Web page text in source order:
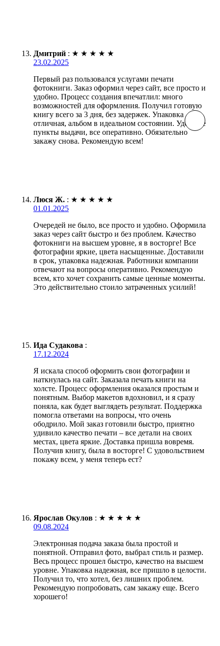
Дмитрий : ★ ★ ★ ★ ★
23.02.2025
Первый раз пользовался услугами печати
фотокниги. Заказ оформил через сайт, все просто и
удобно. Процесс создания впечатлил: много
возможностей для оформления. Получил готовую
книгу всего за 3 дня, без задержек. Упаковка
отличная, альбом в идеальном состоянии. Удобные
пункты выдачи, все оперативно. Обязательно
закажу снова. Рекомендую всем!
Люся Ж. : ★ ★ ★ ★ ★
01.01.2025
Очередей не было, все просто и удобно. Оформила
заказ через сайт быстро и без проблем. Качество
фотокниги на высшем уровне, я в восторге! Все
фотографии яркие, цвета насыщенные. Доставили
в срок, упаковка надежная. Работники компании
отвечают на вопросы оперативно. Рекомендую
всем, кто хочет сохранить самые ценные моменты.
Это действительно стоило затраченных усилий!
Ида Судакова :
17.12.2024
Я искала способ оформить свои фотографии и
наткнулась на сайт. Заказала печать книги на
холсте. Процесс оформления оказался простым и
понятным. Выбор макетов вдохновил, и я сразу
поняла, как будет выглядеть результат. Поддержка
помогла ответами на вопросы, что очень
ободрило. Мой заказ готовили быстро, приятно
удивило качество печати – все детали на своих
местах, цвета яркие. Доставка пришла вовремя.
Получив книгу, была в восторге! С удовольствием
покажу всем, у меня теперь ест?
Ярослав Окулов : ★ ★ ★ ★ ★
09.08.2024
Электронная подача заказа была простой и
понятной. Отправил фото, выбрал стиль и размер.
Весь процесс прошел быстро, качество на высшем
уровне. Упаковка надежная, все пришло в целости.
Получил то, что хотел, без лишних проблем.
Рекомендую попробовать, сам закажу еще. Всего
хорошего!